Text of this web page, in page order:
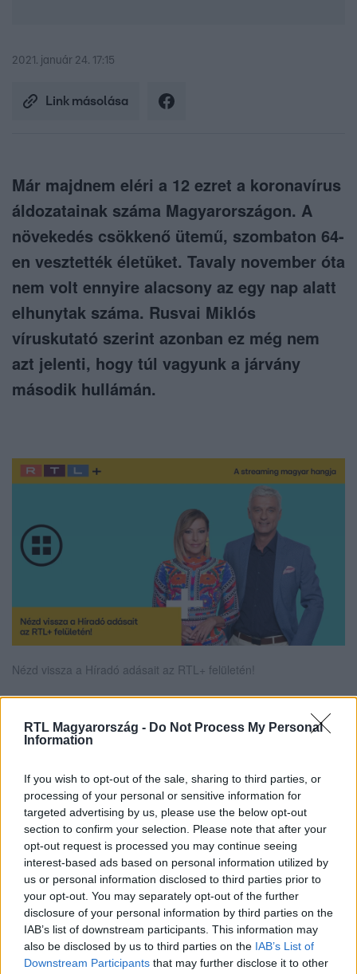
RTL Magyarország - Do Not Process My Personal
Information
If you wish to opt-out of the sale, sharing to third parties, or
processing of your personal or sensitive information for
targeted advertising by us, please use the below opt-out
section to confirm your selection. Please note that after your
opt-out request is processed you may continue seeing
interest-based ads based on personal information utilized by
us or personal information disclosed to third parties prior to
your opt-out. You may separately opt-out of the further
disclosure of your personal information by third parties on the
IAB’s list of downstream participants. This information may
also be disclosed by us to third parties on the IAB’s List of
Downstream Participants that may further disclose it to other
2021. január 24. 17:15
Link másolása
Már majdnem eléri a 12 ezret a koronavírus
áldozatainak száma Magyarországon. A
növekedés csökkenő ütemű, szombaton 64-
en vesztették életüket. Tavaly november óta
nem volt ennyire alacsony az egy nap alatt
elhunytak száma. Rusvai Miklós
víruskutató szerint azonban ez még nem
azt jelenti, hogy túl vagyunk a járvány
második hullámán.
Nézd vissza a Híradó adásait az RTL+ felületén!
Itt állítsd be, hogy az RTL.hu az elsők között
Kövess minket, és értesülj a friss hírekről a